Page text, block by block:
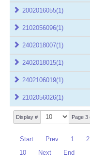
Display # Page 3
Start Prev 1 2
10
Next End
2002016055(1)
2102056096(1)
2402018007(1)
2402018015(1)
2402106019(1)
2102056026(1)